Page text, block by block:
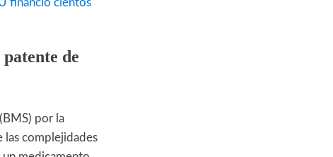
financió cientos
de
por la
las complejidades